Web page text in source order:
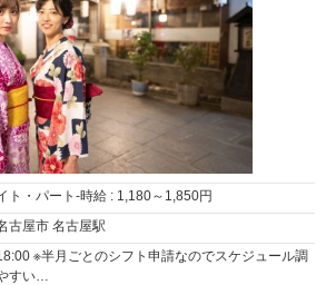
ト・パート-時給 : 1,180～ 1,850円
古屋市 名古屋駅
※半月ごとのシフト申請なのでスケジュール調
すい…